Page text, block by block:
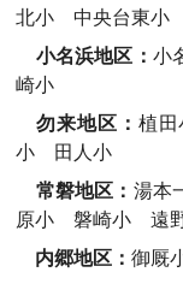
北小 中央台東小
小名浜地区： 小
崎小
勿来地区： 植
小 田人小
常磐地区： 湯
原小磐崎小 遠
内郷地区：御厩